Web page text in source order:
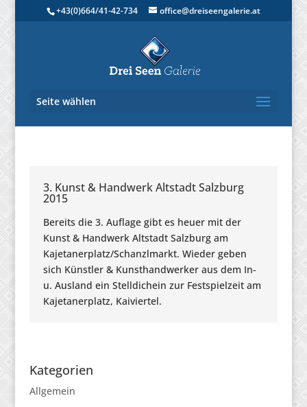
+43(0)664/41-42-734 office@dreiseengalerie.at
Seite wählen
3. Kunst & Handwerk Altstadt Salzburg
2015
Bereits die 3. Auflage gibt es heuer mit der
Kunst & Handwerk Altstadt Salzburg am
Kajetanerplatz/Schanzlmarkt. Wieder geben
sich Künstler & Kunsthandwerker aus dem In-
u. Ausland ein Stelldichein zur Festspielzeit am
Kajetanerplatz, Kaiviertel.
Kategorien
Allgemein